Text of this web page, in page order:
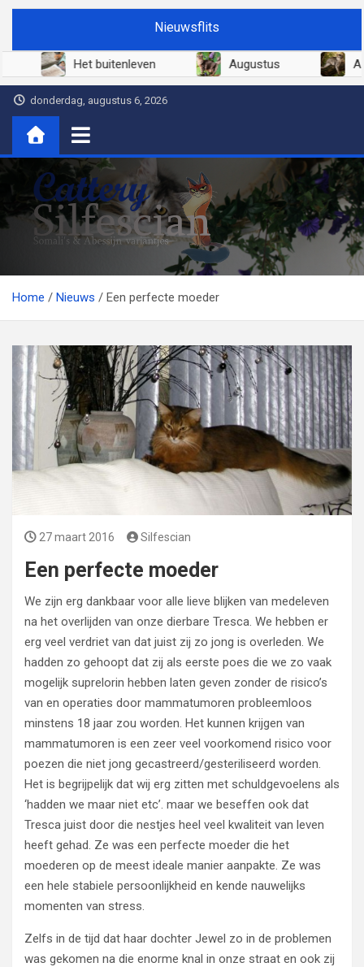
Ga
de
Nieuwsflits
Juni 2026 Het buitenleven Augustus
donderdag, augustus 6, 2026
Cattery Silfescian
Somali's en soms Abessijn-variantjes
Home
Nieuws Een perfecte moeder
27 maart 2016 Silfescian
Een perfecte moeder
We zijn erg dankbaar voor alle lieve blijken van medeleven
na het overlijden van onze dierbare Tresca. We hebben er
erg veel verdriet van dat juist zij zo jong is overleden. We
hadden zo gehoopt dat zij als eerste poes die we zo vaak
mogelijk suprelorin hebben laten geven zonder de risico’s
van en operaties door mammatumoren probleemloos
minstens 18 jaar zou worden. Het kunnen krijgen van
mammatumoren is een zeer veel voorkomend risico voor
poezen die niet jong gecastreerd/gesteriliseerd worden.
Het is begrijpelijk dat wij erg zitten met schuldgevoelens als
‘hadden we maar niet etc’. maar we beseffen ook dat
Tresca juist door die nestjes heel veel kwaliteit van leven
heeft gehad. Ze was een perfecte moeder die het
moederen op de meest ideale manier aanpakte. Ze was
een hele stabiele persoonlijkheid en kende nauwelijks
momenten van stress.
Zelfs in de tijd dat haar dochter Jewel zo in de problemen
was gekomen na die enorme knal in onze straat en ook zij